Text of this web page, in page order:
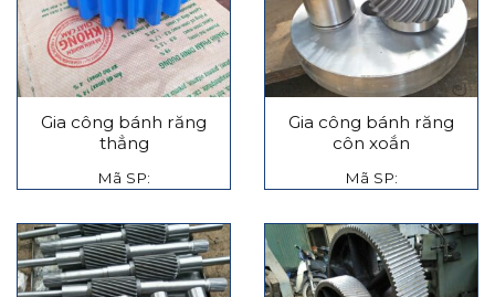
Gia công bánh răng
thẳng
Mã SP:
Gia công bánh răng
côn xoắn
Mã SP: